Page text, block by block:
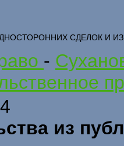
СДЕЛОК И
-
из